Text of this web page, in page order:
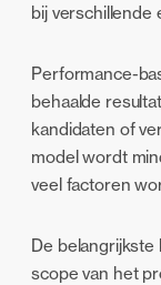
bij verschillende
Performance-
behaalde
kandidaten of
model wordt
veel factoren
De
scope van het